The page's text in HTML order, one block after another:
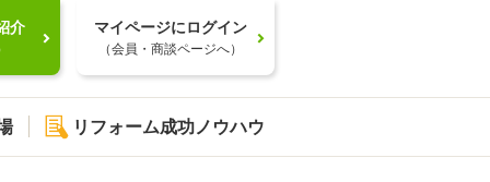
介 マイページにログイン
（会員・商談ページへ）
リフォーム成功ノウハウ